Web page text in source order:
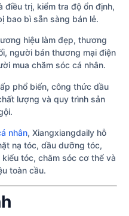
điều trị, kiểm tra độ ổn định,
bao bì sẵn sàng bán lẻ.
hiệu làm đẹp, thương
người bán thương mại điện
mua chăm sóc cá nhân.
phổ biến, công thức dầu
lượng và quy trình sản
nhân, Xiangxiangdaily hỗ
nạ tóc, dầu dưỡng tóc,
tóc, chăm sóc cơ thể và
toàn cầu.